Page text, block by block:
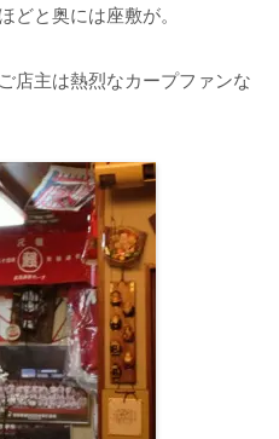
どと奥には座敷が。
店主は熱烈なカープファンな